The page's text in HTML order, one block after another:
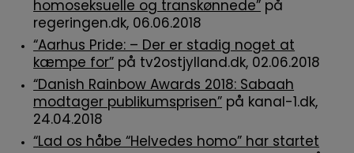
homoseksuelle og transkønnede” på
regeringen.dk, 06.06.2018
“Aarhus Pride: – Der er stadig noget at
kæmpe for” på tv2ostjylland.dk, 02.06.2018
“Danish Rainbow Awards 2018: Sabaah
modtager publikumsprisen” på kanal-1.dk,
24.04.2018
“Lad os håbe “Helvedes homo” har startet